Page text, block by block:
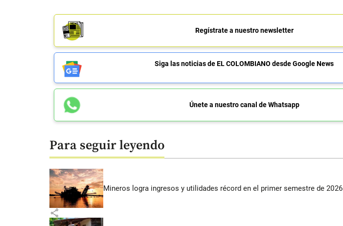
Regístrate a nuestro newsletter
Siga las noticias de EL COLOMBIANO desde Google News
Únete a nuestro canal de Whatsapp
Para seguir leyendo
Mineros logra ingresos y utilidades récord en el primer semestre de 2026
share